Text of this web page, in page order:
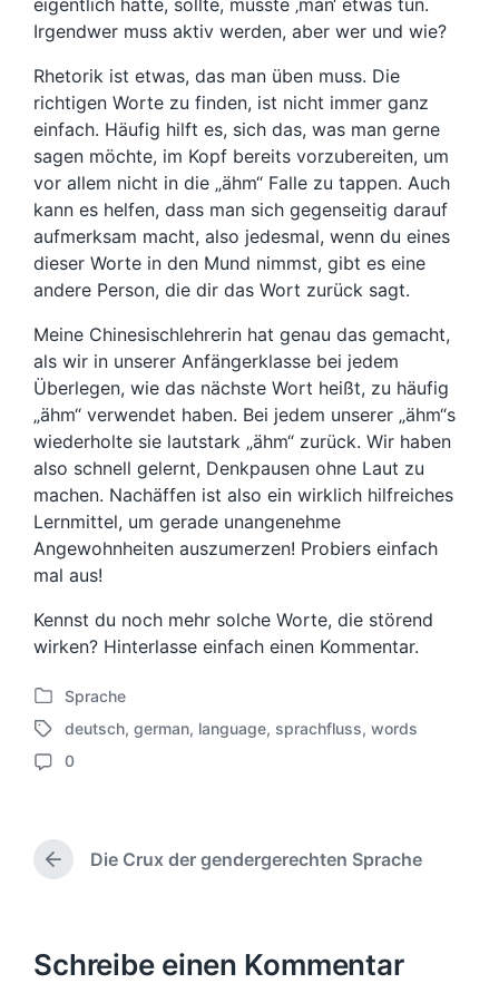
eigentlich hätte, sollte, müsste ‚man‘ etwas tun.
Irgendwer muss aktiv werden, aber wer und wie?
Rhetorik ist etwas, das man üben muss. Die
richtigen Worte zu finden, ist nicht immer ganz
einfach. Häufig hilft es, sich das, was man gerne
sagen möchte, im Kopf bereits vorzubereiten, um
vor allem nicht in die „ähm“ Falle zu tappen. Auch
kann es helfen, dass man sich gegenseitig darauf
aufmerksam macht, also jedesmal, wenn du eines
dieser Worte in den Mund nimmst, gibt es eine
andere Person, die dir das Wort zurück sagt.
Meine Chinesischlehrerin hat genau das gemacht,
als wir in unserer Anfängerklasse bei jedem
Überlegen, wie das nächste Wort heißt, zu häufig
„ähm“ verwendet haben. Bei jedem unserer „ähm“s
wiederholte sie lautstark „ähm“ zurück. Wir haben
also schnell gelernt, Denkpausen ohne Laut zu
machen. Nachäffen ist also ein wirklich hilfreiches
Lernmittel, um gerade unangenehme
Angewohnheiten auszumerzen! Probiers einfach
mal aus!
Kennst du noch mehr solche Worte, die störend
wirken? Hinterlasse einfach einen Kommentar.
V
e
r
ö
e
n
c
Sprache
S
c
g
w
e
deutsch, german, language, sprachfluss, words
K
m
e
r
0
V
e
r
Die Crux der gendergerechten Sprache
Schreibe einen Kommentar